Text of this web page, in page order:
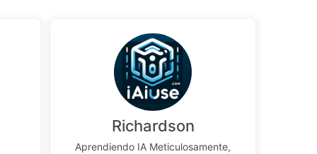
Richardson
Aprendiendo IA Meticulosamente,